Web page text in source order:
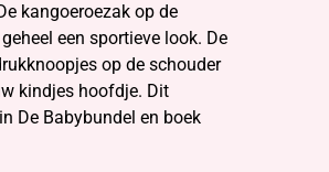
kangoeroezak op de
een sportieve look. De
op de schouder
kindjes hoofdje. Dit
De Babybundel en boek